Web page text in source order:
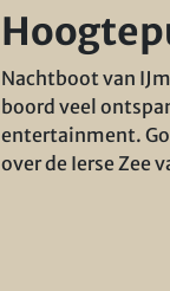
Nachtboot van
boord veel
entertainment.
over de Ierse Zee